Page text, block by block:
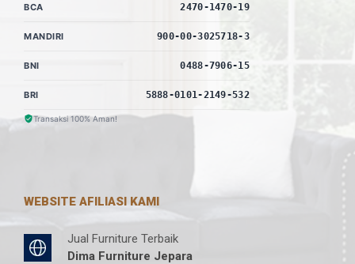
BCA 2470-1470-19
MANDIRI 900-00-3025718-3
BNI 0488-7906-15
BRI 5888-0101-2149-532
Transaksi 100% Aman!
WEBSITE AFILIASI KAMI
Jual Furniture Terbaik
Dima Furniture Jepara